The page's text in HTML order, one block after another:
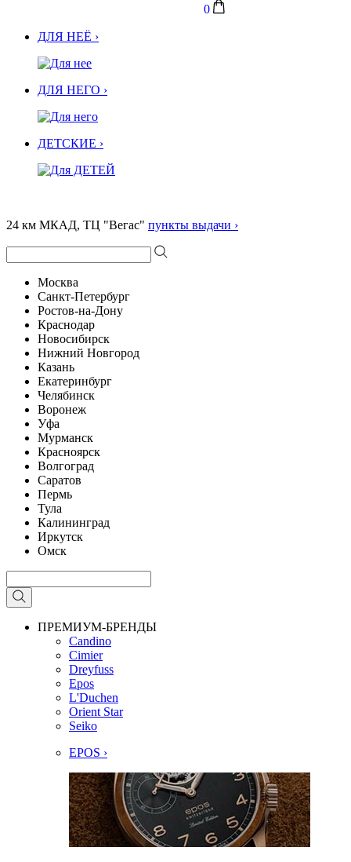
0
ДЛЯ НЕЁ ›
ДЛЯ НЕГО ›
ДЕТСКИЕ ›
24 км МКАД, ТЦ "Вегас" пункты выдачи ›
Москва
Санкт-Петербург
Ростов-на-Дону
Краснодар
Новосибирск
Нижний Новгород
Казань
Екатеринбург
Челябинск
Воронеж
Уфа
Мурманск
Красноярск
Волгоград
Саратов
Пермь
Тула
Калининград
Иркутск
Омск
ПРЕМИУМ-БРЕНДЫ
Candino
Cimier
Dreyfuss
Epos
L'Duchen
Orient Star
Seiko
EPOS ›